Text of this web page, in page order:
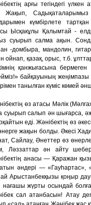
арғы тегіндегі
Жақып,
күмбірлете
Ысқакұлы Қалымтай -
суырып салма ақын.
-домбыра, мандолин,
ойнап, қазақ, орыс, т.б.
қанжығасына
байқауының
танылған күміс көмей
өз атасы Мәлік
суырып салып ән шығарса,
еді. Жәнібектің өз
жақын болды. Әкесі
Сайлау, Әнеттер өз
Ләззаттар ән айту
анасы — Қаражан
әндері — «Гауһартас»,
Арыстанбекқызы қоңыр
нағашы жүрты осындай
сал атанбасын! Атау